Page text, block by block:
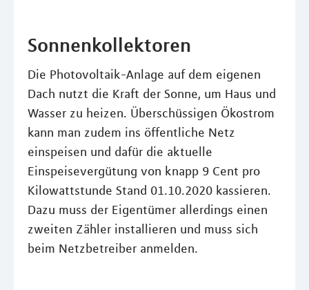
Sonnenkollektoren
Die Photovoltaik-Anlage auf dem eigenen
Dach nutzt die Kraft der Sonne, um Haus und
Wasser zu heizen. Überschüssigen Ökostrom
kann man zudem ins öffentliche Netz
einspeisen und dafür die aktuelle
Einspeisevergütung von knapp 9 Cent pro
Kilowattstunde Stand 01.10.2020 kassieren.
Dazu muss der Eigentümer allerdings einen
zweiten Zähler installieren und muss sich
beim Netzbetreiber anmelden.